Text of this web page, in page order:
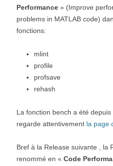
Performance » (Improve
problems in MATLAB code)
fonctions:
mlint
profile
profsave
rehash
La fonction bench a été
regarde attentivement la page
Bref à la Release suivante , la
renommé en « Code